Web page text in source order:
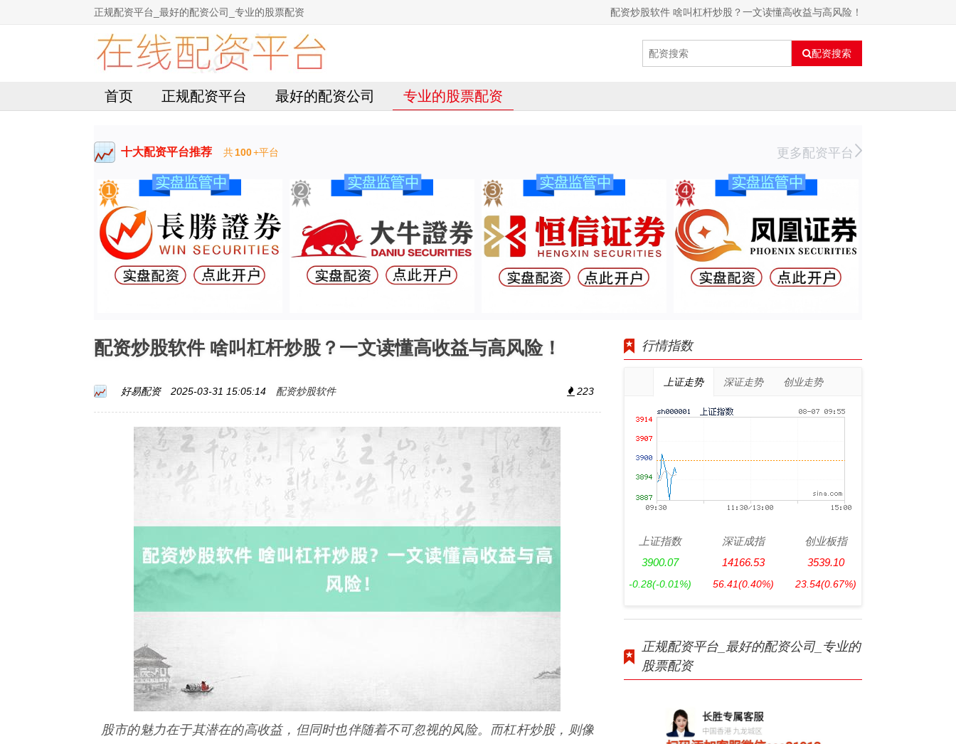
正规配资平台_最好的配资公司_专业的股票配资 配资炒股软件 啥叫杠杆炒股？一文读懂高收益与高风险！
配资搜索
首页 正规配资平台 最好的配资公司 专业的股票配资
十大配资平台推荐 共100+平台 更多配资平台
配资炒股软件 啥叫杠杆炒股？一文读懂高收益与高风险！
好易配资 2025-03-31 15:05:14 配资炒股软件 223
股市的魅力在于其潜在的高收益，但同时也伴随着不可忽视的风险。而杠杆炒股，则像
行情指数
上证走势 深证走势 创业走势
上证指数
3900.07
-0.28(-0.01%)
深证成指
14166.53
56.41(0.40%)
创业板指
3539.10
23.54(0.67%)
正规配资平台_最好的配资公司_专业的
股票配资